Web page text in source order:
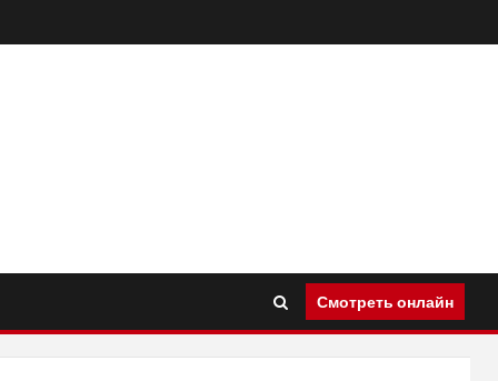
Смотреть онлайн